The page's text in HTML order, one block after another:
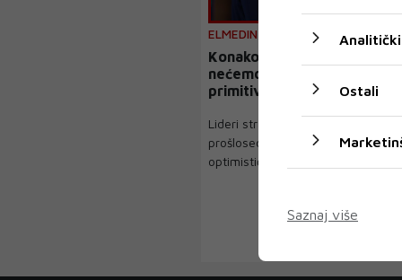
ELMEDIN KONAKOVIĆ
Konaković: Dodik ispituje
nećemo se umarati njegovim
primitivnim izjavama
Lideri stranaka vladajuće koalicije
prošlosedmičnog sastanka bili su
optimistični da...
Analitički
Ostali
Saznaj više